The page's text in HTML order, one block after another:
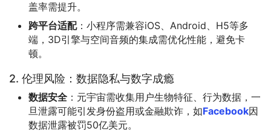
盖率需提升。
跨平台适配：小程序需兼容iOS、Android、H5等多
端，3D引擎与空间音频的集成需优化性能，避免卡
顿。
2. 伦理风险：数据隐私与数字成瘾
数据安全 ：元宇宙需收集用户生物特征、行为数据，一
旦泄露可能引发身份盗用或金融欺诈，如Facebook因
数据泄露被罚50亿美元。